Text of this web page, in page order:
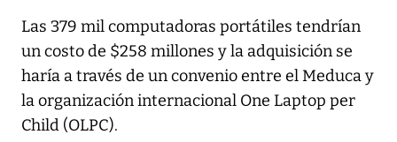
Las 379 mil computadoras portátiles tendrían
un costo de $258 millones y la adquisición se
haría a través de un convenio entre el Meduca y
la organización internacional One Laptop per
Child (OLPC).